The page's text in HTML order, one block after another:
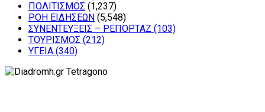
ΠΟΛΙΤΙΣΜΟΣ (1,237)
ΡΟΗ ΕΙΔΗΣΕΩΝ (5,548)
ΣΥΝΕΝΤΕΥΞΕΙΣ – ΡΕΠΟΡΤΑΖ (103)
ΤΟΥΡΙΣΜΟΣ (212)
ΥΓΕΙΑ (340)